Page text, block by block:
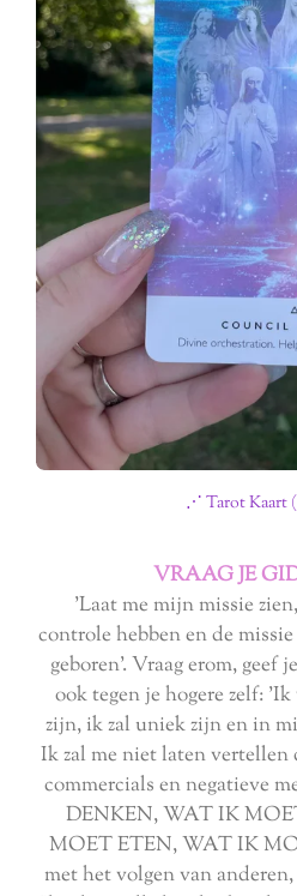
⋰ Tarot Kaart
VRAAG JE
'Laat me mijn missie
controle hebben en de
geboren'. Vraag erom, geef
ook tegen je hogere zelf:
zijn, ik zal uniek zijn en in
Ik zal me niet laten
commercials en negatieve
DENKEN, WAT IK
MOET ETEN, WAT IK
met het volgen van